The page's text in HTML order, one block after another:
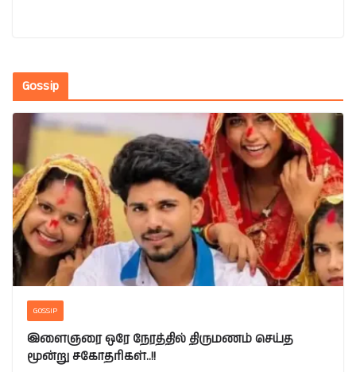
Gossip
GOSSIP
இளைஞரை ஒரே நேரத்தில் திருமணம் செய்த
மூன்று சகோதரிகள்..!!